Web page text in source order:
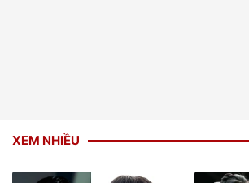
XEM NHIỀU